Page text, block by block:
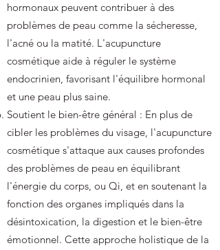
hormonaux peuvent contribuer à des
problèmes de peau comme la sécheresse,
l'acné ou la matité. L'acupuncture
cosmétique aide à réguler le système
endocrinien, favorisant l'équilibre hormonal
et une peau plus saine.
Soutient le bien-être général : En plus de
cibler les problèmes du visage, l'acupuncture
cosmétique s'attaque aux causes profondes
des problèmes de peau en équilibrant
l'énergie du corps, ou Qi, et en soutenant la
fonction des organes impliqués dans la
désintoxication, la digestion et le bien-être
émotionnel. Cette approche holistique de la